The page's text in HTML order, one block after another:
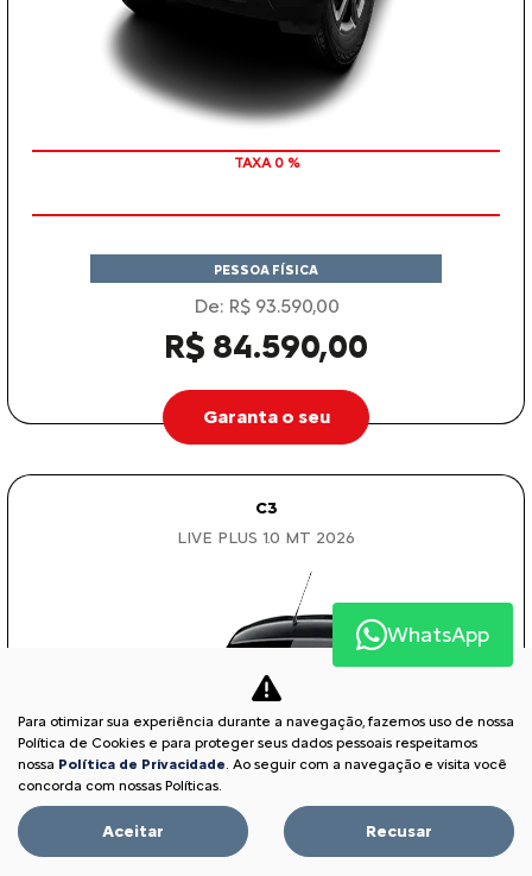
PESSOA FÍSICA
De: R$ 93.590,00
R$ 84.590,00
Garanta o seu
C3
LIVE PLUS 1.0 MT 2026
WhatsApp
Para otimizar sua experiência durante a navegação, fazemos uso de nossa
Política de Cookies e para proteger seus dados pessoais respeitamos
nossa Política de Privacidade. Ao seguir com a navegação e visita você
concorda com nossas Políticas.
Aceitar Recusar